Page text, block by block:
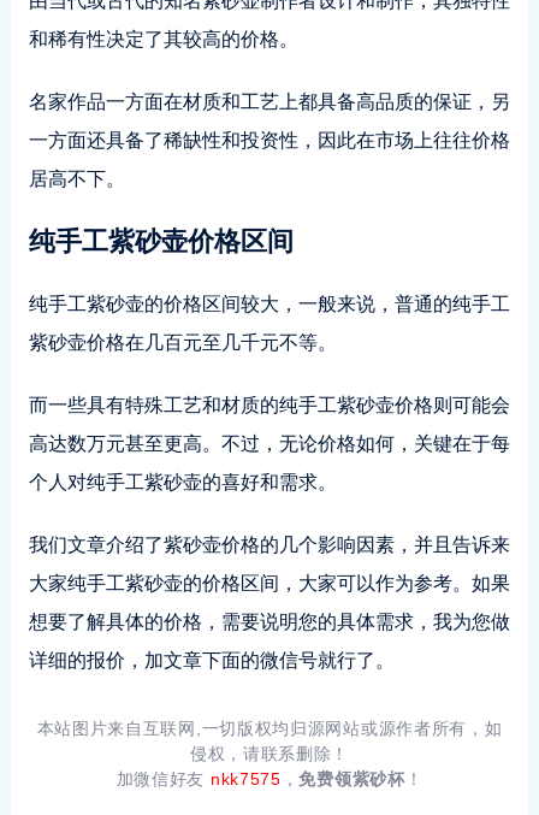
和稀有性决定了其较高的价格。
名家作品一方面在材质和工艺上都具备高品质的保证，另
一方面还具备了稀缺性和投资性，因此在市场上往往价格
居高不下。
纯手工紫砂壶价格区间
纯手工紫砂壶的价格区间较大，一般来说，普通的纯手工
紫砂壶价格在几百元至几千元不等。
而一些具有特殊工艺和材质的纯手工紫砂壶价格则可能会
高达数万元甚至更高。不过，无论价格如何，关键在于每
个人对纯手工紫砂壶的喜好和需求。
我们文章介绍了紫砂壶价格的几个影响因素，并且告诉来
大家纯手工紫砂壶的价格区间，大家可以作为参考。如果
想要了解具体的价格，需要说明您的具体需求，我为您做
详细的报价，加文章下面的微信号就行了。
本站图片来自互联网,一切版权均归源网站或源作者所有，如
侵权，请联系删除！
加微信好友 nkk7575 ，免费领紫砂杯！